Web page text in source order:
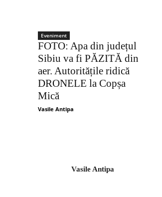
Eveniment
FOTO: Apa din județul
Sibiu va fi PĂZITĂ din
aer. Autoritățile ridică
DRONELE la Copșa
Mică
Vasile Antipa
Vasile Antipa